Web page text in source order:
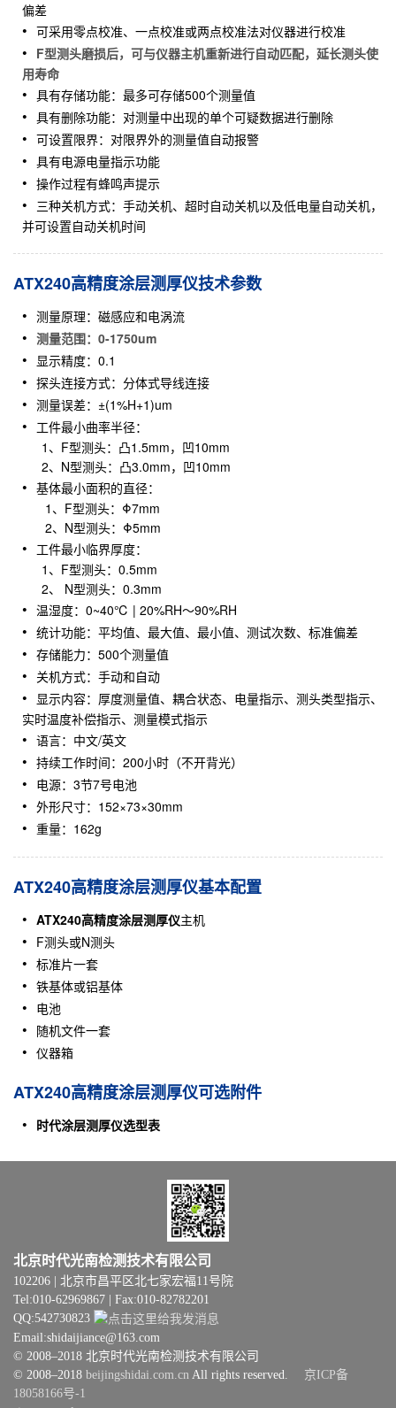
偏差
可采用零点校准、一点校准或两点校准法对仪器进行校准
F型测头磨损后，可与仪器主机重新进行自动匹配，延长测头使
用寿命
具有存储功能：最多可存储500个测量值
具有删除功能：对测量中出现的单个可疑数据进行删除
可设置限界：对限界外的测量值自动报警
具有电源电量指示功能
操作过程有蜂鸣声提示
三种关机方式：手动关机、超时自动关机以及低电量自动关机，
并可设置自动关机时间
ATX240高精度涂层测厚仪技术参数
测量原理：磁感应和电涡流
测量范围：0-1750um
显示精度：0.1
探头连接方式：分体式导线连接
测量误差：±(1%H+1)um
工件最小曲率半径：
1、F型测头：凸1.5mm，凹10mm
2、N型测头：凸3.0mm，凹10mm
基体最小面积的直径：
1、F型测头：Φ7mm
2、N型测头：Φ5mm
工件最小临界厚度：
1、F型测头：0.5mm
2、 N型测头：0.3mm
温湿度：0~40℃ | 20%RH～90%RH
统计功能：平均值、最大值、最小值、测试次数、标准偏差
存储能力：500个测量值
关机方式：手动和自动
显示内容：厚度测量值、耦合状态、电量指示、测头类型指示、
实时温度补偿指示、测量模式指示
语言：中文/英文
持续工作时间：200小时（不开背光）
电源：3节7号电池
外形尺寸：152×73×30mm
重量：162g
ATX240高精度涂层测厚仪基本配置
ATX240高精度涂层测厚仪主机
F测头或N测头
标准片一套
铁基体或铝基体
电池
随机文件一套
仪器箱
ATX240高精度涂层测厚仪可选附件
时代涂层测厚仪选型表
北京时代光南检测技术有限公司
102206 | 北京市昌平区北七家宏福11号院
Tel:010-62969867 | Fax:010-82782201
QQ:542730823
Email:shidaijiance@163.com
© 2008–2018 北京时代光南检测技术有限公司
© 2008–2018 beijingshidai.com.cn All rights reserved. 京ICP备
18058166号-1